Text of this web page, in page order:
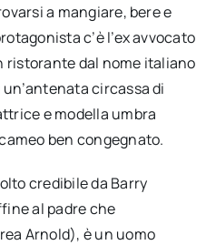
a mangiare, bere e
c’è l’ex avvocato
ristorante dal nome italiano
circassa di
e modella umbra
ben congegnato.
credibile da Barry
al padre che
Arnold), è un uomo